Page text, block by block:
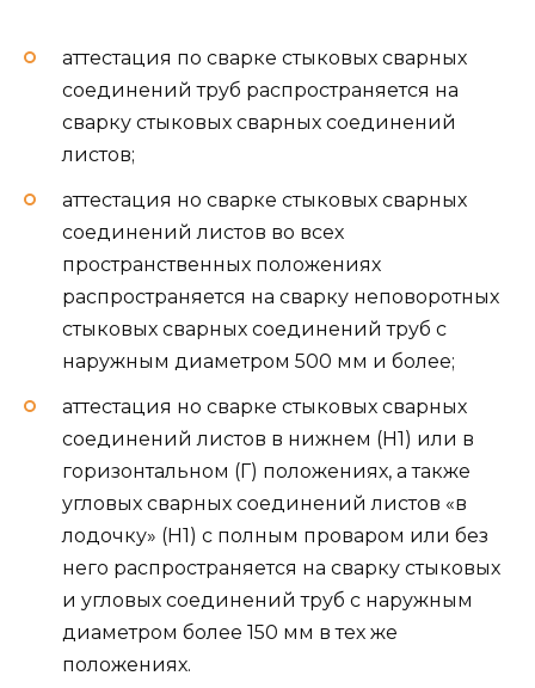
аттестация по сварке стыковых сварных
соединений труб распространяется на
сварку стыковых сварных соединений
листов;
аттестация но сварке стыковых сварных
соединений листов во всех
пространственных положениях
распространяется на сварку неповоротных
стыковых сварных соединений труб с
наружным диаметром 500 мм и более;
аттестация но сварке стыковых сварных
соединений листов в нижнем (Н1) или в
горизонтальном (Г) положениях, а также
угловых сварных соединений листов «в
лодочку» (Н1) с полным проваром или без
него распространяется на сварку стыковых
и угловых соединений труб с наружным
диаметром более 150 мм в тех же
положениях.